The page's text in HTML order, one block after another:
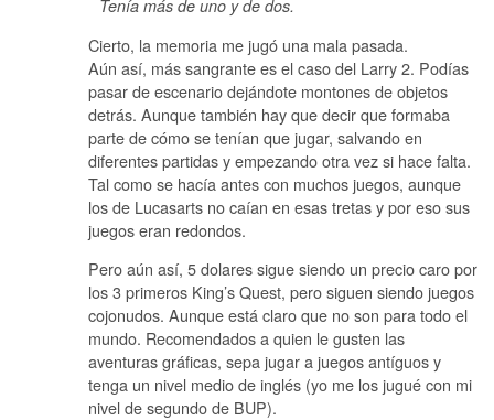
Tenía más de uno y de dos.
Cierto, la memoria me jugó una mala pasada.
Aún así, más sangrante es el caso del Larry 2. Podías
pasar de escenario dejándote montones de objetos
detrás. Aunque también hay que decir que formaba
parte de cómo se tenían que jugar, salvando en
diferentes partidas y empezando otra vez si hace falta.
Tal como se hacía antes con muchos juegos, aunque
los de Lucasarts no caían en esas tretas y por eso sus
juegos eran redondos.
Pero aún así, 5 dolares sigue siendo un precio caro por
los 3 primeros King’s Quest, pero siguen siendo juegos
cojonudos. Aunque está claro que no son para todo el
mundo. Recomendados a quien le gusten las
aventuras gráficas, sepa jugar a juegos antíguos y
tenga un nivel medio de inglés (yo me los jugué con mi
nivel de segundo de BUP).